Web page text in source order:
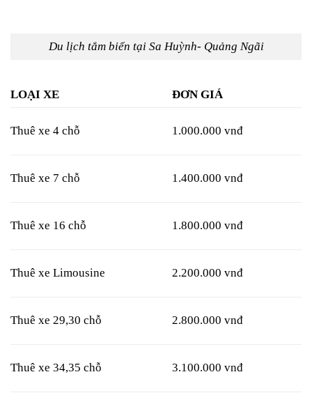
Du lịch tắm biển tại Sa Huỳnh- Quảng Ngãi
LOẠI XE ĐƠN GIÁ
Thuê xe 4 chỗ 1.000.000 vnđ
Thuê xe 7 chỗ 1.400.000 vnđ
Thuê xe 16 chỗ 1.800.000 vnđ
Thuê xe Limousine 2.200.000 vnđ
Thuê xe 29,30 chỗ 2.800.000 vnđ
Thuê xe 34,35 chỗ 3.100.000 vnđ